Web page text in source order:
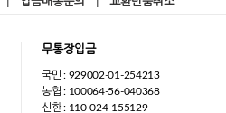
무통장입금
국민 : 929002-01-254213
농협 : 100064-56-040368
신한 : 110-024-155129